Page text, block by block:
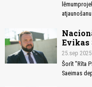
Evikas
25.sep 2025
Šorīt "Rīta
Saeimas